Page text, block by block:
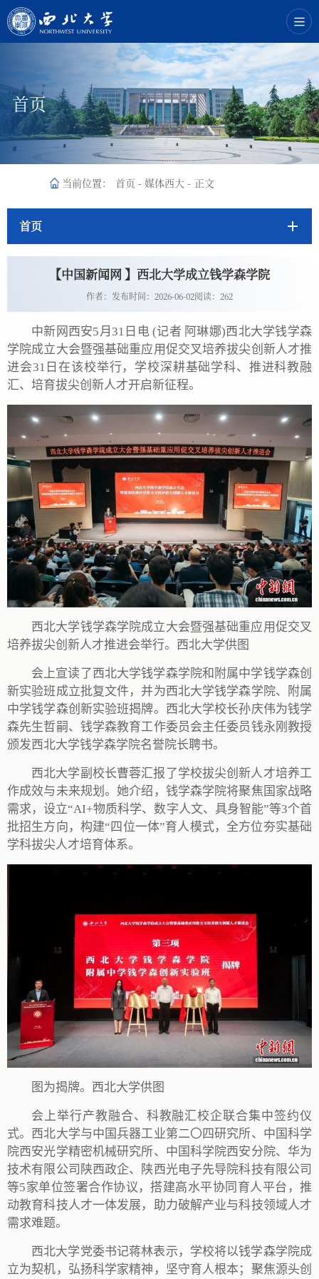
首页
当前位置： 首页 - 媒体西大 - 正文
首页
【中国新闻网 】西北大学成立钱学森学院
作者： 发布时间：2026-06-02阅读： 262
中新网西安5月31日电 (记者 阿琳娜)西北大学钱学森
学院成立大会暨强基础重应用促交叉培养拔尖创新人才推
进会31日在该校举行，学校深耕基础学科、推进科教融
汇、培育拔尖创新人才开启新征程。
西北大学钱学森学院成立大会暨强基础重应用促交叉
培养拔尖创新人才推进会举行。西北大学供图
会上宣读了西北大学钱学森学院和附属中学钱学森创
新实验班成立批复文件，并为西北大学钱学森学院、附属
中学钱学森创新实验班揭牌。西北大学校长孙庆伟为钱学
森先生哲嗣、钱学森教育工作委员会主任委员钱永刚教授
颁发西北大学钱学森学院名誉院长聘书。
西北大学副校长曹蓉汇报了学校拔尖创新人才培养工
作成效与未来规划。她介绍，钱学森学院将聚焦国家战略
需求，设立“AI+物质科学、数字人文、具身智能”等3个首
批招生方向，构建“四位一体”育人模式，全方位夯实基础
学科拔尖人才培育体系。
图为揭牌。西北大学供图
会上举行产教融合、科教融汇校企联合集中签约仪
式。西北大学与中国兵器工业第二〇四研究所、中国科学
院西安光学精密机械研究所、中国科学院西安分院、华为
技术有限公司陕西政企、陕西光电子先导院科技有限公司
等5家单位签署合作协议，搭建高水平协同育人平台，推
动教育科技人才一体发展，助力破解产业与科技领域人才
需求难题。
西北大学党委书记蒋林表示，学校将以钱学森学院成
立为契机，弘扬科学家精神，坚守育人根本；聚焦源头创